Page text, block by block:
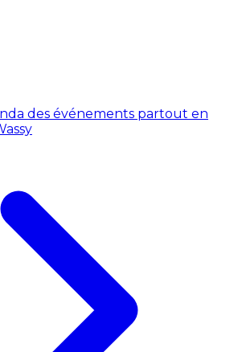
des événements partout en